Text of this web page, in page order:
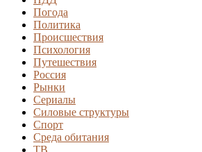
Погода
Политика
Происшествия
Психология
Путешествия
Россия
Рынки
Сериалы
Силовые структуры
Спорт
Среда обитания
ТВ